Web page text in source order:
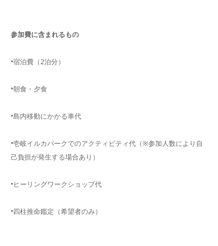
参加費に含まれるもの
•宿泊費（2泊分）
•朝食・夕食
•島内移動にかかる車代
•壱岐イルカパークでのアクティビティ代（※参加人数により自
己負担が発生する場合あり）
•ヒーリングワークショップ代
•四柱推命鑑定（希望者のみ）